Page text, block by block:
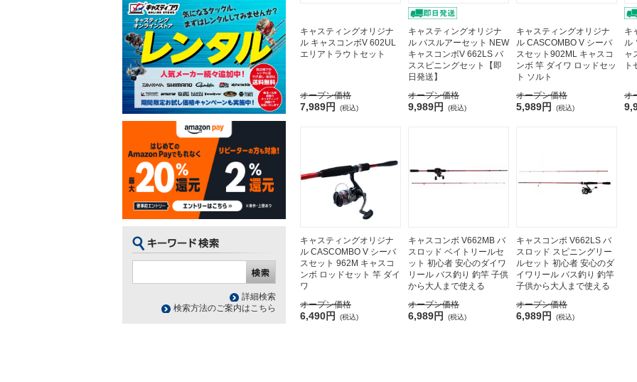
キャスティングオリジナ
ル キャスコンボV 602UL
エリアトラウトセット
オープン価格
7,989円 (税込)
キャスティングオリジナ
ル バスルアーセット NEW
キャスコンボV 662LS バ
ススピニングセット【即
日発送】
オープン価格
9,989円 (税込)
キャスティングオリジナ
ル CASCOMBO V シーバ
スセット902ML キャスコ
ンボ 竿 ダイワ ロッドセッ
ト ソルト
オープン価格
5,989円 (税込)
キ
ル
ャ
ト
オ
キャスティングオリジナ
ル CASCOMBO V シーバ
スセット 962M キャスコ
ンボ ロッドセット 竿 ダイ
ワ
オープン価格
6,490円 (税込)
キャスコンボ V662MB バ
スロッド ベイトリールセ
ット 初心者 安心のダイワ
リール バス釣り 釣竿 子供
から大人まで使える
オープン価格
6,989円 (税込)
キャスコンボ V662LS バ
スロッド スピニングリー
ルセット 初心者 安心のダ
イワリール バス釣り 釣竿
子供から大人まで使える
オープン価格
6,989円 (税込)
詳細検索
検索方法のご案内はこちら